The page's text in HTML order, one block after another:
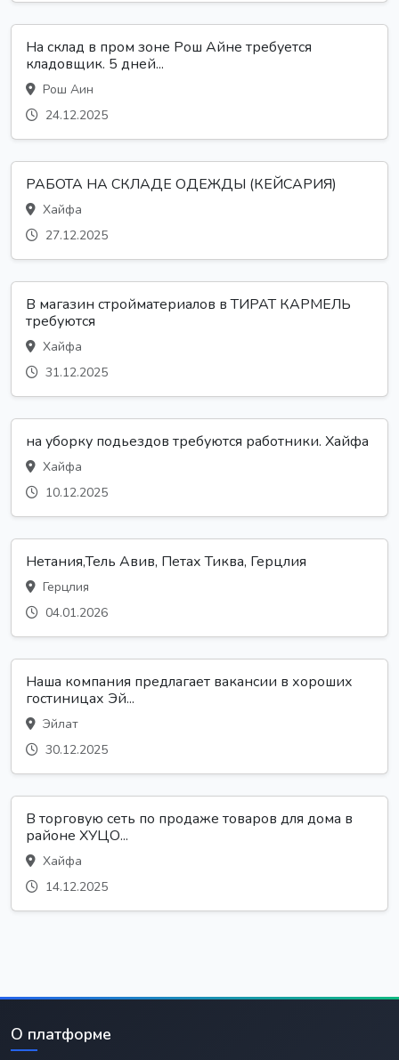
На склад в пром зоне Рош Айне требуется
кладовщик. 5 дней...
Рош Аин
24.12.2025
РАБОТА НА СКЛАДЕ ОДЕЖДЫ (КЕЙСАРИЯ)
Хайфа
27.12.2025
В магазин стройматериалов в ТИРАТ КАРМЕЛЬ
требуются
Хайфа
31.12.2025
на уборку подьездов требуются работники. Хайфа
Хайфа
10.12.2025
Нетания,Тель Авив, Петах Тиква, Герцлия
Герцлия
04.01.2026
Наша компания предлагает вакансии в хороших
гостиницах Эй...
Эйлат
30.12.2025
В торговую сеть по продаже товаров для дома в
районе ХУЦО...
Хайфа
14.12.2025
О платформе